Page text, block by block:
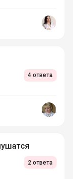
4 ответа
2 ответа